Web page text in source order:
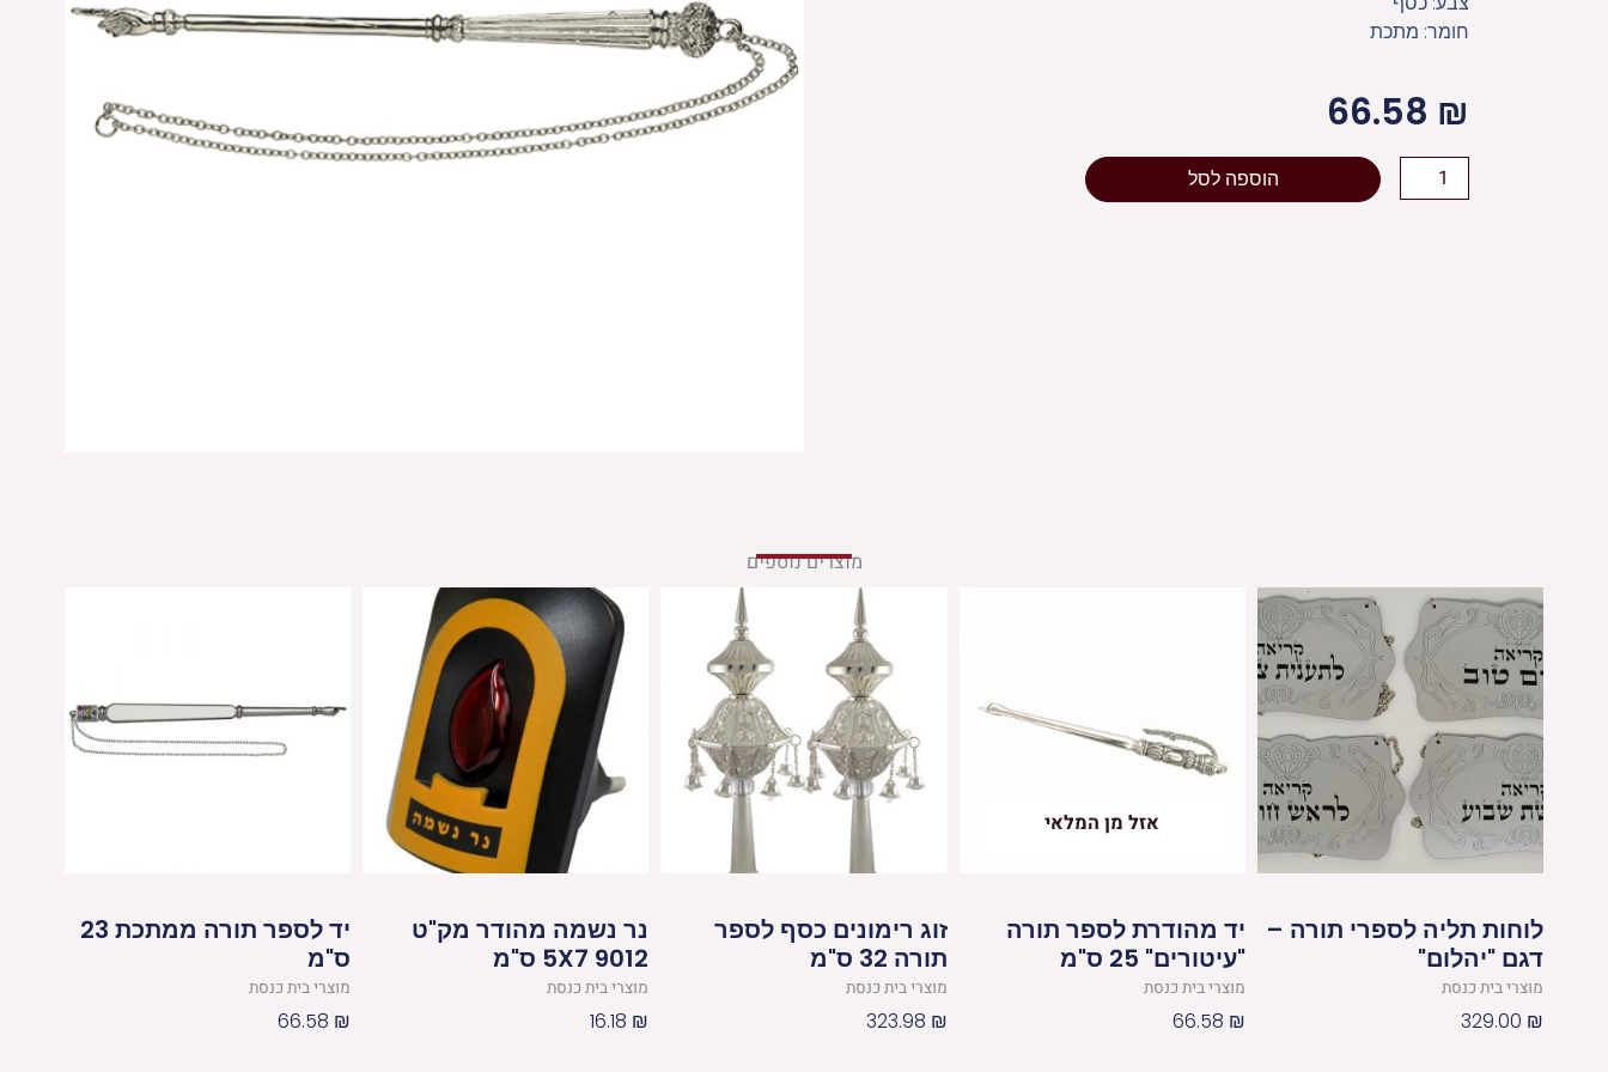
חומר: מתכת
66.58 ₪
כמות
של
הוספה לסל
מוצרים נוספים
לוחות תליה לספרי תורה –
דגם "יהלום"
מוצרי בית כנסת
329.00 ₪
אזל מן המלאי
יד מהודרת לספר תורה
"עיטורים" 25 ס"מ
מוצרי בית כנסת
66.58 ₪
זוג רימונים כסף לספר
תורה 32 ס"מ
מוצרי בית כנסת
323.98 ₪
נר נשמה מהודר מק"ט
9012 5X7 ס"מ
מוצרי בית כנסת
16.18 ₪
יד לספר תורה ממתכת 23
ס"מ
מוצרי בית כנסת
66.58 ₪